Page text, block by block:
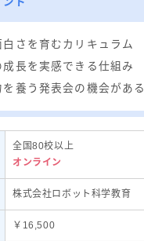
白さを育むカリキュラム
成長を実感できる仕組み
を養う発表会の機会がある
全国80校以上
オンライン
株式会社ロボット科学教育
￥16,500